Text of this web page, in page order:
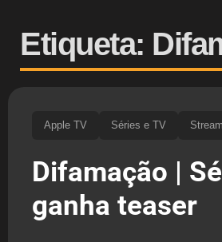
Etiqueta:
Apple TV Séries e TV
Difamação |
ganha teaser